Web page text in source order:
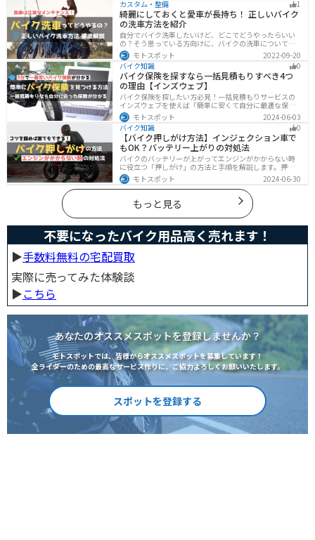
ット、有名メーカーなど初心者が知っておくべきことを
まとめました。
カスタム・整備
1
綺麗にしておくと愛車が長持ち！ 正しいバイク
の洗車方法を紹介
自分でバイク洗車したいけど、どこでどうやったらいい
の？そう思っている方向けに、バイクの洗車について徹
底的にまとめました。バイク洗車ができる場所から洗車
手順まで全て解説します。正しい洗車方法は身につける
ことでバイクのメンテナンスにもなります。
モトスポット
2022-09-20
バイク知識
0
バイク保険を探すなら一括見積もりすべき4つ
の理由【インズウェブ】
バイク保険を探したい方必見！一括見積もりサービスの
インズウェブを使えば「簡単に安くて自分に最適な保険
を3分で見つける」ことができます。最大5社のバイク保
険を一気に比べることができるので、探す手間と時間が
省けます。
モトスポット
2024-06-03
バイク知識
0
【バイク押しがけ方法】インジェクション車で
もOK？バッテリー上がりの対処法
バイクのバッテリーが上がってエンジンがかからない時
に役立つ「押しがけ」の方法と手順を解説します。押し
がけができるバイクとできないバイクがあるので、自分
のバイクができるのか確認しておきましょう。
モトスポット 2024-06-30
もっと見る
不要になったバイク用品高く売れます！
▶︎手数料無料の宅配買取
実際に売ってみた体験談
▶︎こちら
あなたのオススメスポットを登録しませんか？
モトスポットでは、皆様からオススメスポットを募集しています！
全ライダーのための最高なサービス作りに、ご協力よろしくお願いいたします。
スポットを登録する